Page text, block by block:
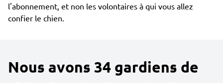
l'abonnement, et non les volontaires à qui vous allez
confier le chien.
Nous avons 34 gardiens de